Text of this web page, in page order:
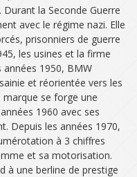
la Seconde Guerre
avec le régime nazi. Elle
prisonniers de guerre
les usines et la firme
1950, BMW
et réorientée vers les
se forge une
1960 avec ses
Depuis les années 1970,
à 3 chiffres
et sa motorisation.
à une berline de prestige